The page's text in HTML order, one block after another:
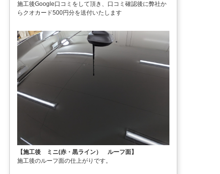
施工後Google口コミをして頂き、口コミ確認後に弊社か
らクオカード500円分を送付いたします
【施工後 ミニ(赤・黒ライン） ルーフ面】
施工後のルーフ面の仕上がりです。